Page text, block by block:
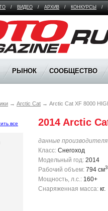
/ ВИДЕО / АРХИВ / КОНКУРСЫ /
РЫНОК СООБЩЕСТВО
→ Arctic Cat → Arctic Cat XF 8000
все 2014 Arctic
данные производителя
Класс: Снегоход
Модельный год: 2014
Рабочий объем: 794 см3
Мощность, л.с.: 160+
Снаряженная масса: кг.